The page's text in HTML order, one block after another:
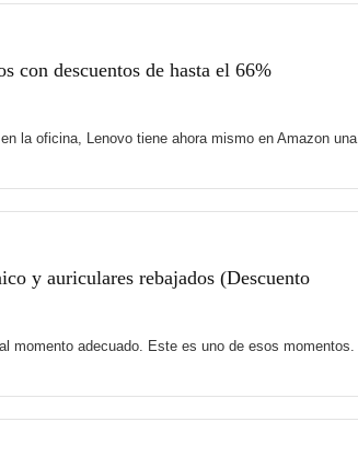
con descuentos de hasta el 66%
la oficina, Lenovo tiene ahora mismo en Amazon una
y auriculares rebajados (Descuento
momento adecuado. Este es uno de esos momentos.